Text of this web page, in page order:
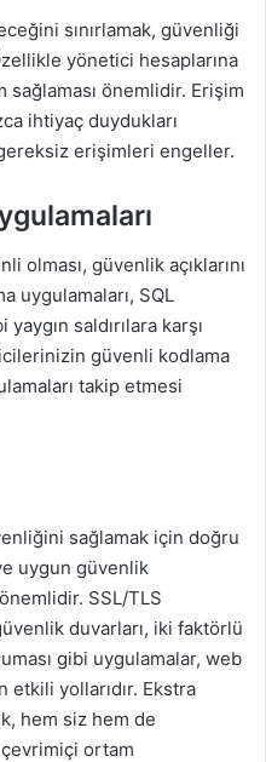
sınırlamak, güvenliği
yönetici hesaplarına
önemlidir. Erişim
ihtiyaç duydukları
erişimleri engeller.
olması, güvenlik açıklarını
uygulamaları, SQL
saldırılara karşı
güvenli kodlama
takip etmesi
sağlamak için doğru
uygun güvenlik
SSL/TLS
duvarları, iki faktörlü
gibi uygulamalar, web
etkili yollarıdır. Ekstra
hem siz hem de
çevrimiçi ortam